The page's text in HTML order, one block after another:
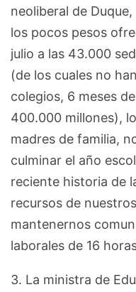
neoliberal de
los pocos pesos
julio a las 43.000
(de los cuales no
colegios, 6 meses
400.000 millones),
madres de familia,
culminar el año
reciente historia de
recursos de
mantenernos
laborales de 16
3. La ministra de